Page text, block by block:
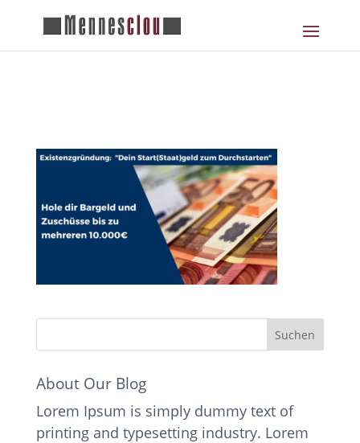
About Our Blog
Lorem Ipsum is simply dummy text of
printing and typesetting industry. Lorem